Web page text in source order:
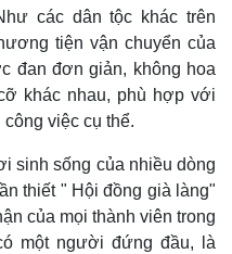
các dân tộc khác trên
tiện vận chuyển của
đan đơn giản, không hoa
khác nhau, phù hợp với
việc cụ thể.
sinh sống của nhiều dòng
thiết " Hội đồng già làng"
của mọi thành viên trong
một người đứng đầu, là